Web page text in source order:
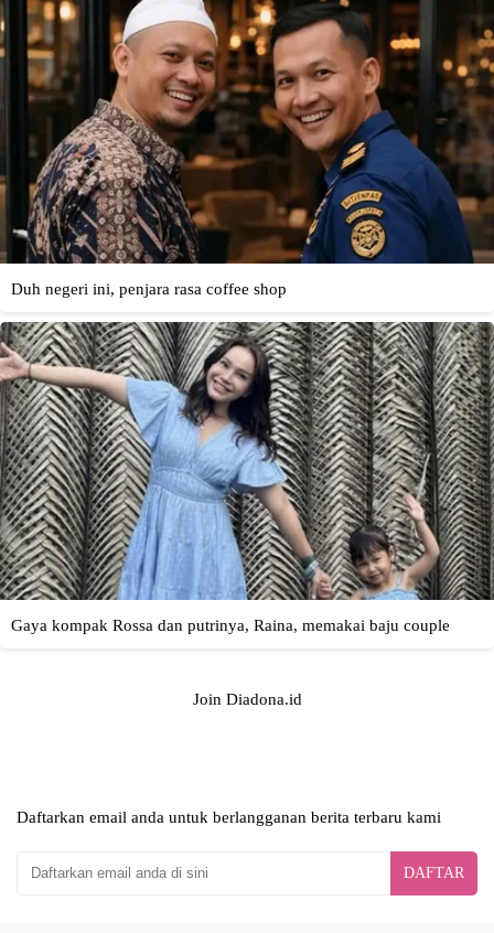
Join Diadona.id
Daftarkan email anda untuk berlangganan berita terbaru kami
DAFTAR